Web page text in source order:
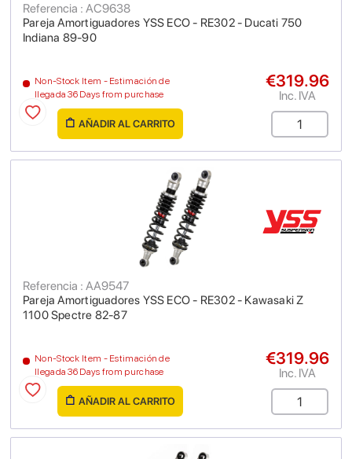
Pareja Amortiguadores YSS ECO - RE302 - Ducati 750
Indiana 89-90
Referencia : AC9638
Non-Stock Item - Estimación de
llegada 36 Days from purchase
€319.96
Inc. IVA
AÑADIR AL CARRITO
Pareja Amortiguadores YSS ECO - RE302 - Kawasaki Z
1100 Spectre 82-87
Referencia : AA9547
Non-Stock Item - Estimación de
llegada 36 Days from purchase
€319.96
Inc. IVA
AÑADIR AL CARRITO